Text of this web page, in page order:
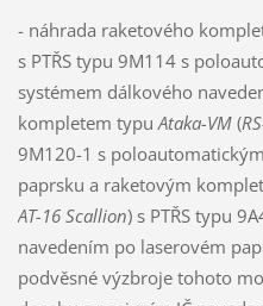
- náhrada raketového
s PTŘS typu 9M114 s
systémem dálkového
kompletem typu Ataka-VM(
9M120-1 s
paprsku a raketovým
AT-16 Scallion) s PTŘS typu
navedením po laserovém
podvěsné výzbroje tohoto